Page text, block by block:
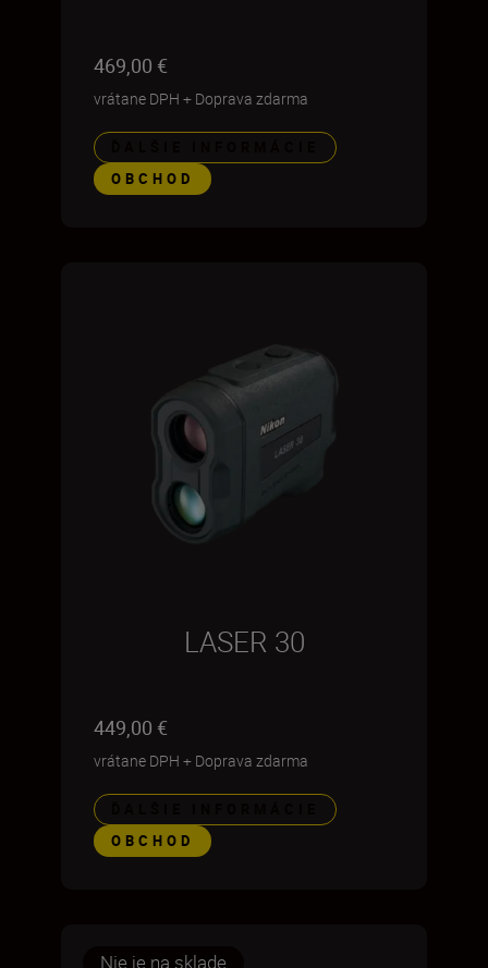
469,00 €
vrátane DPH + Doprava zdarma
OBCHOD
LASER 30
449,00 €
vrátane DPH + Doprava zdarma
OBCHOD
Nie je na sklade